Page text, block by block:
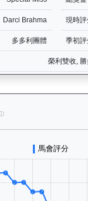
Darci Brahma 現時
多多利團體 季初
榮利雙收,
大回報（K192）— 評